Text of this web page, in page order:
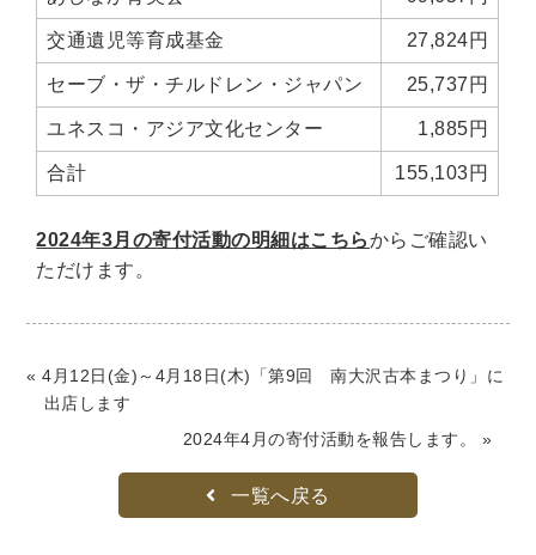
経済書・経営書・ビジネス書
ビジネス書
マーケティング・セールス
マネジメント・人材管理・リーダーシップ
経営学
経済学・経済事情
経理・アカウンティング
金融・ファイナンス・投資
アート・建築・デザイン・音楽
他建築・芸術
住宅建築
写真 ・絵画 ・美術
建築家・建設・建築構造
彫刻・工芸
日本の伝統文化
楽譜・スコア・音楽書
西洋の建築
理工書関係
交通遺児等育成基金 27,824円
セーブ・ザ・チルドレン・ジャパン 25,737円
ユネスコ・アジア文化センター 1,885円
合計 155,103円
2024年3月の寄付活動の明細はこちらからご確認い
ただけます。
« 4月12日(金)～4月18日(木)「第9回 南大沢古本まつり」に
出店します
2024年4月の寄付活動を報告します。 »
一覧へ戻る